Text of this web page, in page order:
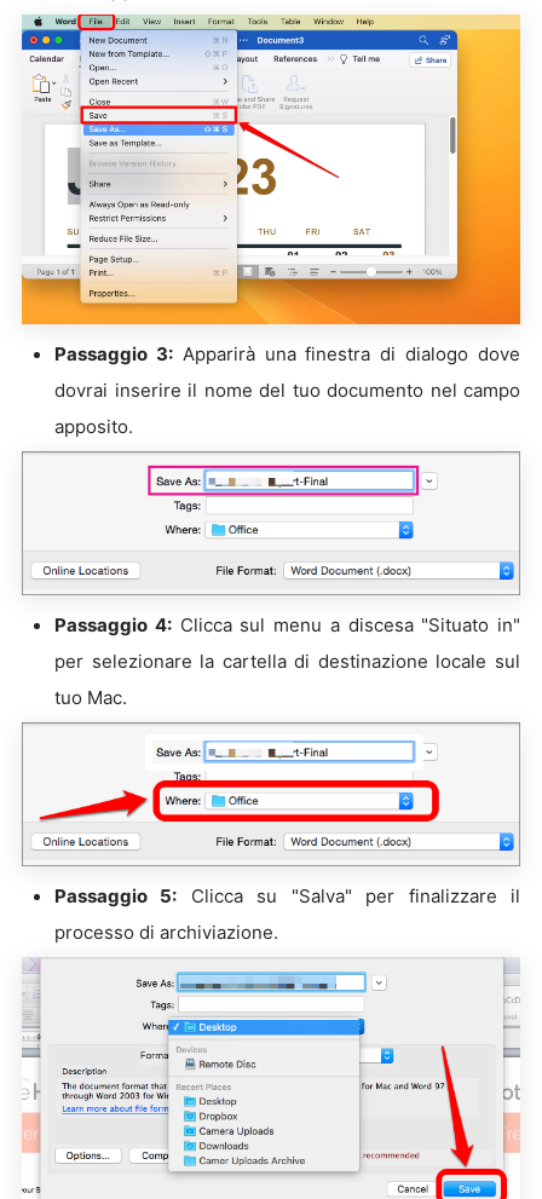
Passaggio 3:Apparirà una finestra di dialogo dove
dovrai inserire il nome del tuo documento nel campo
apposito.
Passaggio 4:Clicca sul menu a discesa "Situato in"
per selezionare la cartella di destinazione locale sul
tuo Mac.
Passaggio 5: Clicca su "Salva" per finalizzare il
processo di archiviazione.